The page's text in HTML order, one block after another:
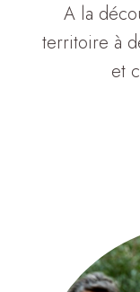
A la
territoire à
et